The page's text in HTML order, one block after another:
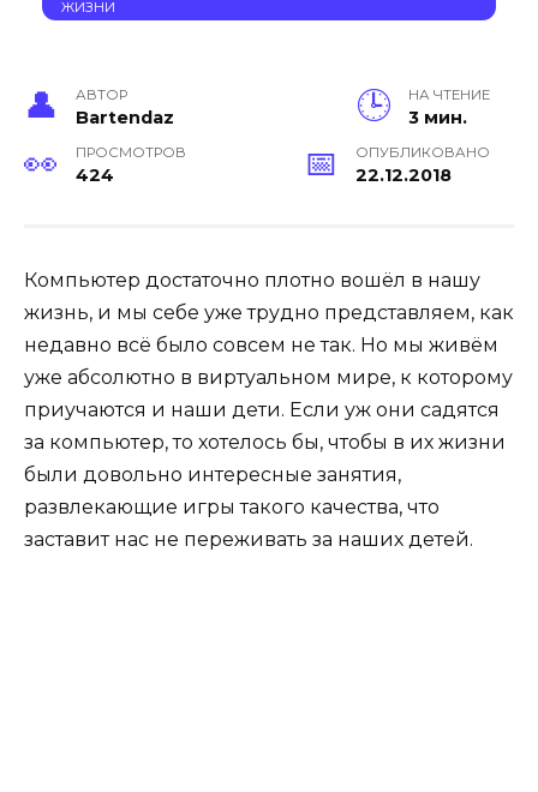
ЖИЗНИ
АВТОР
Bartendaz
НА ЧТЕНИЕ
3 мин.
ПРОСМОТРОВ
424
ОПУБЛИКОВАНО
22.12.2018
Компьютер достаточно плотно вошёл в нашу
жизнь, и мы себе уже трудно представляем, как
недавно всё было совсем не так. Но мы живём
уже абсолютно в виртуальном мире, к которому
приучаются и наши дети. Если уж они садятся
за компьютер, то хотелось бы, чтобы в их жизни
были довольно интересные занятия,
развлекающие игры такого качества, что
заставит нас не переживать за наших детей.